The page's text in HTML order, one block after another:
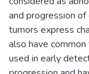
and progression
tumors express
also have
used in early